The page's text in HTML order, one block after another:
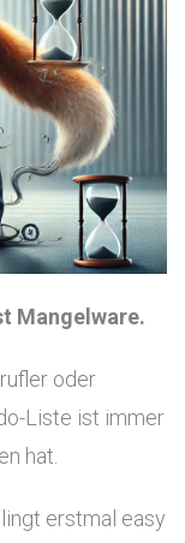
Mangelware.
oder
Liste ist immer
hat.
erstmal easy